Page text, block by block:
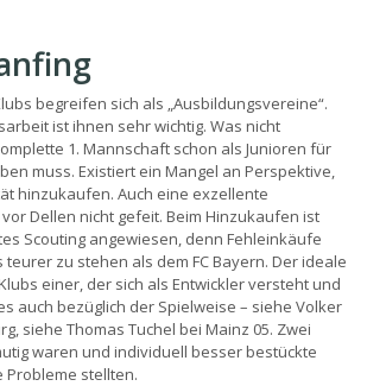
begreifen sich als „Ausbildungsvereine“.
ist ihnen sehr wichtig. Was nicht
1. Mannschaft schon als Junioren für
muss. Existiert ein Mangel an Perspektive,
hinzukaufen. Auch eine exzellente
Dellen nicht gefeit. Beim Hinzukaufen ist
Scouting angewiesen, denn Fehleinkäufe
zu stehen als dem FC Bayern. Der ideale
einer, der sich als Entwickler versteht und
auch bezüglich der Spielweise – siehe Volker
siehe Thomas Tuchel bei Mainz 05. Zwei
waren und individuell besser bestückte
Probleme stellten.